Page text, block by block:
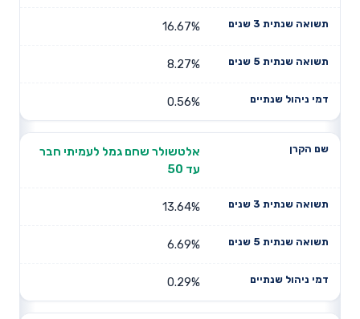
16.67%
8.27%
0.56%
אלטשולר שחם גמל לעמיתי חבר
עד 50
13.64%
6.69%
0.29%